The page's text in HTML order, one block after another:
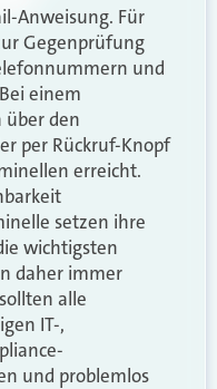
Anweisung. Für
Gegenprüfung
und
einem
über den
per Rückruf-Knopf
erreicht.
setzen ihre
wichtigsten
daher immer
alle
IT-,
und problemlos